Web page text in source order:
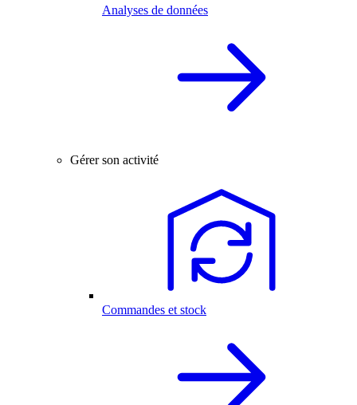
Analyses de données
Gérer son activité
Commandes et stock